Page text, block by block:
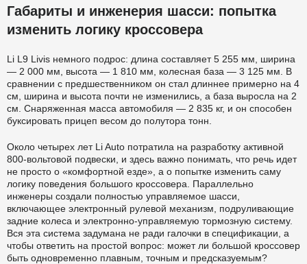
Габариты и инженерия шасси: попытка
изменить логику кроссовера
Li L9 Livis немного подрос: длина составляет 5 255 мм, ширина
— 2 000 мм, высота — 1 810 мм, колесная база — 3 125 мм. В
сравнении с предшественником он стал длиннее примерно на 4
см, ширина и высота почти не изменились, а база выросла на 2
см. Снаряженная масса автомобиля — 2 835 кг, и он способен
буксировать прицеп весом до полутора тонн.
Около четырех лет Li Auto потратила на разработку активной
800-вольтовой подвески, и здесь важно понимать, что речь идет
не просто о «комфортной езде», а о попытке изменить саму
логику поведения большого кроссовера. Параллельно
инженеры создали полностью управляемое шасси,
включающее электронный рулевой механизм, подруливающие
задние колеса и электронно-управляемую тормозную систему.
Вся эта система задумана не ради галочки в спецификации, а
чтобы ответить на простой вопрос: может ли большой кроссовер
быть одновременно плавным, точным и предсказуемым?